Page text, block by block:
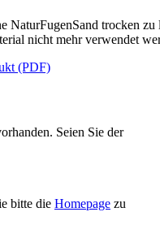
NaturFugenSand trocken
nicht mehr verwendet
(PDF)
Seien Sie der
bitte die Homepage zu